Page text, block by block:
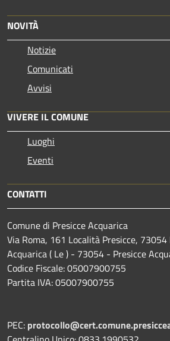
NOVITÀ
Notizie
Comunicati
Avvisi
VIVERE IL COMUNE
Luoghi
Eventi
CONTATTI
Comune di Presicce Acquarica
Via Roma, 161 Località Presicce, 73054
Acquarica ( Le ) - 73054 - Presicce
Codice Fiscale: 05007900755
Partita IVA: 05007900755
PEC: